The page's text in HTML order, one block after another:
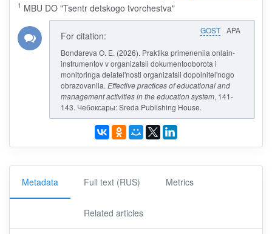
1 MBU DO "Tsentr detskogo tvorchestva"
GOST APA
For citation:
Bondareva O. E. (2026). Praktika primeneniia onlain-
instrumentov v organizatsii dokumentooborota i
monitoringa deiatel'nosti organizatsii dopolnitel'nogo
obrazovaniia. Effective practices of educational and
management activities in the education system, 141-
143. Чебоксары: Sreda Publishing House.
Metadata Full text (RUS) Metrics
Related articles